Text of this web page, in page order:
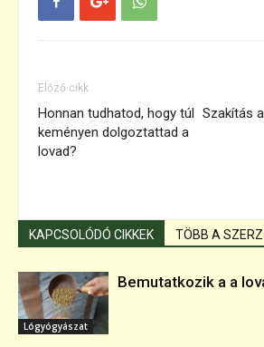
Előző cikk
Honnan tudhatod, hogy túl
keményen dolgoztattad a
lovad?
Szakítás
KAPCSOLÓDÓ CIKKEK TÖBB A
Lógyógyászat
Bemutatkozik a a